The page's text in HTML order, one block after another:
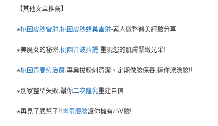
【其他文章推薦】
※桃園皮秒雷射,桃園皮秒蜂巢雷射-素人微整醫美經驗分享
※美魔女的祕密,桃園音波拉提-重現您的肌膚緊緻光采!
※桃園青春痘治療,專業拔粉刺清潔、定期做臉保養,還你漂漂臉!!
※別家整型失敗,幫你二次隆乳重建自信
※再見了腮幫子!!肉毒瘦臉讓你擁有小V臉!